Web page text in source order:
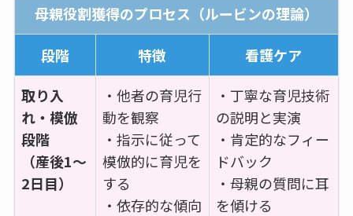
母親役割獲得のプロセス（ルービンの理論）
段階 特徴
看護ケア
取り入
れ・模倣
段階
（産後1～
2日目）
・他者の育児行
動を観察
・指示に従って
模倣的に育児を
する
・依存的な傾向
・丁寧な育児技術
の説明と実演
・肯定的なフィー
ドバック
・母親の質問に耳
を傾ける